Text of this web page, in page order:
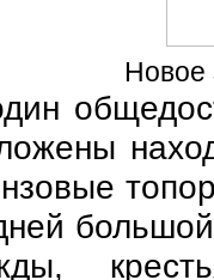
Новое